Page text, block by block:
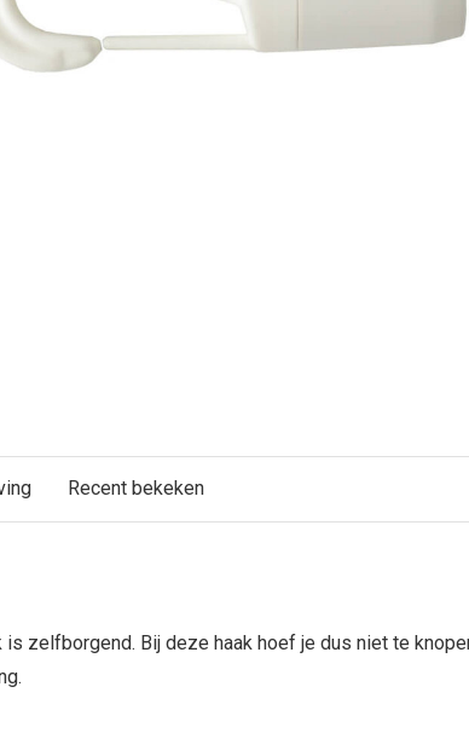
Recent bekeken
zelfborgend. Bij deze haak hoef je dus niet te